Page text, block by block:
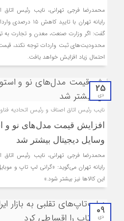
محمدرضا فرجی تهرانی، نایب رئیس اتاق
رایانه تهران با
گفت: اگر وزارت صنعت، معدن و تجارت به
احتمال زیاد افزایش خواهد یافت.
25
دی
نایب رئیس اتاق اصناف و رئیس اتحادیه
وسایل دیجیتال بیشتر شد
محمدرضا فرجی تهرانی، نایب رئیس اتاق
رایانه تهران می‌گوید: «گرانی لپ تاپ و
این کالاها نیز بیشتر شود.»
09
دی